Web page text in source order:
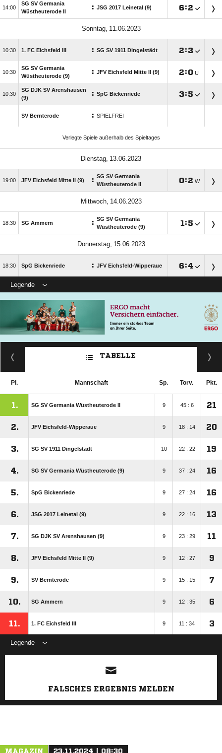

SG SV Germania
Wüstheuterode II
: JSG 2017 Leinetal (9) :
 
 1. FC Eichsfeld III : SG SV 1911 Dingelstädt :

SG SV Germania
Wüstheuterode (9)
: JFV Eichsfeld Mitte II (9) : U

SG DJK SV Arenshausen
(9)
: SpG Bickenriede :
SV Bernterode : SPIELFREI
Verlegte Spiele außerhalb des Spieltages
 
 JFV Eichsfeld Mitte II (9) : SG SV Germania
Wüstheuterode II
: W
 
 SG Ammern : SG SV Germania
Wüstheuterode (9)
 :
 
 SpG Bickenriede : JFV Eichsfeld-Wipperaue :
Legende
TABELLE
Pl. Mannschaft Sp. Torv. Pkt.
1. SG SV Germania Wüstheuterode II 9 45 : 6 21
2. JFV Eichsfeld-Wipperaue 9 18 : 14 20
3. SG SV 1911 Dingelstädt 10 22 : 22 19
4. SG SV Germania Wüstheuterode (9) 9 37 : 24 16
5. SpG Bickenriede 9 27 : 24 16
6. JSG 2017 Leinetal (9) 9 22 : 16 13
7. SG DJK SV Arenshausen (9) 9 23 : 29 11
8. JFV Eichsfeld Mitte II (9) 9 12 : 27 9
9. SV Bernterode 9 15 : 15 7
10. SG Ammern 9 12 : 35 6
11. 1. FC Eichsfeld III 9 11 : 34 3
Legende
ANZEIGE
FALSCHES ERGEBNIS MELDEN
MAGAZIN 23.11.2024 | 08:30